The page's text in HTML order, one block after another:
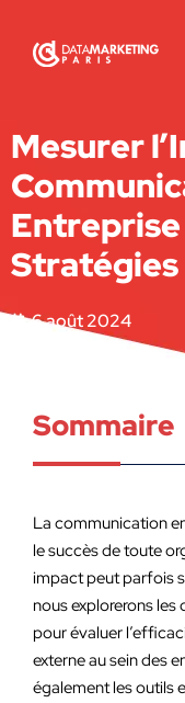
Mesurer
6 août 2024
Sommaire
La communication
le succès de toute
impact peut parfois
nous explorerons
pour évaluer
externe au sein des
également les outils